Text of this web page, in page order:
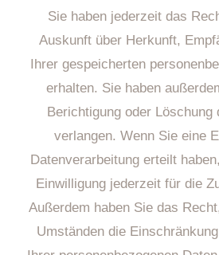
Sie haben jederzeit das
Auskunft über Herkunft,
Ihrer gespeicherten
erhalten. Sie haben
Berichtigung oder Löschung
verlangen. Wenn Sie eine
Datenverarbeitung erteilt
Einwilligung jederzeit für die
Außerdem haben Sie das
Umständen die